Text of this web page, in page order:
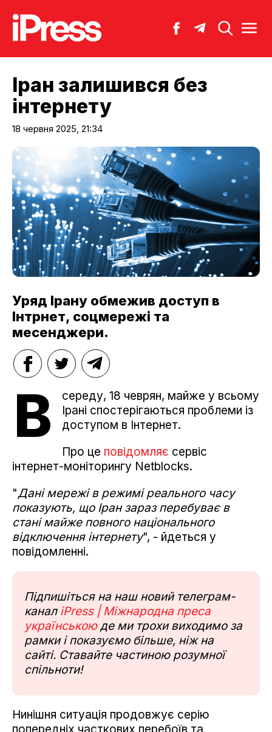
Іран залишився без
інтернету
18 червня 2025, 21:34
Уряд Ірану обмежив доступ в
Інтрнет, соцмережі та
месенджери.
В
середу, 18 чеврян, майже у всьому
Ірані спостерігаються проблеми із
доступом в Інтернет.
Про це повідомляє сервіс
інтернет-моніторингу Netblocks.
"Дані мережі в режимі реального часу
показують, що Іран зараз перебуває в
стані майже повного національного
відключення інтернету", - йдеться у
повідомленні.
Підпишіться на наш новий телеграм-
канал iPress | Міжнародна преса
українськоюде ми трохи виходимо за
рамки і показуємо більше, ніж на
сайті. Ставайте частиною розумної
спільноти!
Нинішня ситуація продовжує серію